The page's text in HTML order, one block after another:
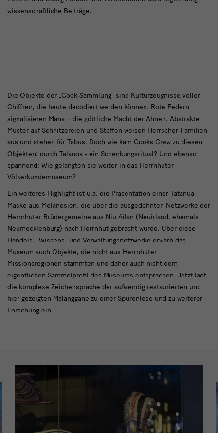
wissenschaftliche Beiträge.
Kulturzeugnisse
voller
Chiffren
Die Objekte der „Cook-Sammlung“ sind Kulturzeugnisse voller
Chiffren, die heute decodiert werden können. Rote Federn
signalisieren Mana – die göttliche Macht der Ahnen. Abstrakte
Muster auf Schnitzereien und Stoffen weisen Herrscher-Familien
aus und stehen für Tabus. Doch wie kam Cooks Crew zu diesen
Objekten: durch Talanoa ­- ­ein Schenkungsritual? Und ebenso
spannend: Wie gelangten sie weiter in das Herrnhuter
Völkerkundemuseum?
Ein weiteres Highlight ist u.a. die Präsentation einer Tatanua-
Maske aus Melanesien, die über die ausgedehnten Netzwerke der
Herrnhuter Brüdergemeine aus Niu Ailan (Neuirland, ehemals
Neumecklenburg) nach Herrnhut gebracht wurde. Über diese
Handels-, Wissens- und Verwaltungsnetzwerke erwarb das
Museum auch Objekte, die nicht aus Herrnhuter
Missionsregionen stammten und daher auch nicht dem
eigentlichen Sammelprofil des Museums entsprachen. Jetzt lädt
die komplexe Zeichensprache der aufwendig restaurierten und
hier gezeigten Malanggane zu einer Spurenlese und zu weiterer
Forschung ein.
Slider